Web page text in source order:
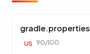
gradle.properties
US 90/100